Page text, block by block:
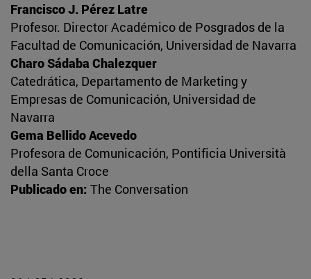
Francisco J. Pérez Latre
Profesor. Director Académico de Posgrados de la
Facultad de Comunicación, Universidad de Navarra
Charo Sádaba Chalezquer
Catedrática, Departamento de Marketing y
Empresas de Comunicación, Universidad de
Navarra
Gema Bellido Acevedo
Profesora de Comunicación, Pontificia Università
della Santa Croce
Publicado en: The Conversation